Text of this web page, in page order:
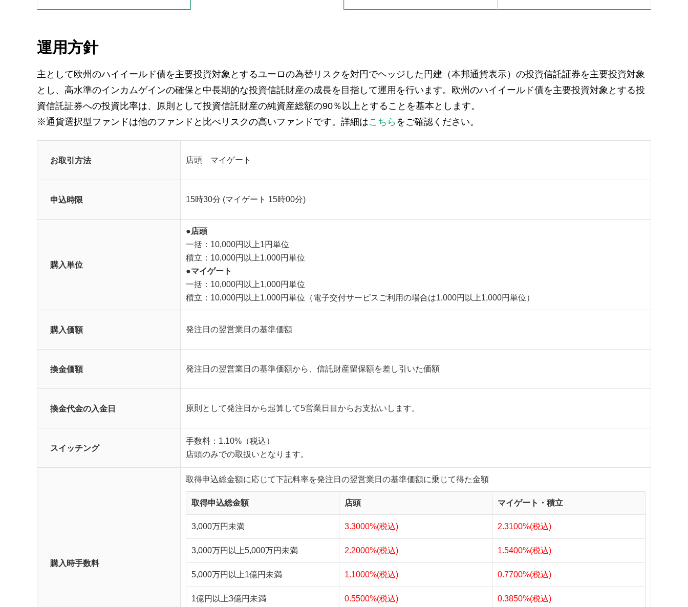
運用方針
主として欧州のハイイールド債を主要投資対象とするユーロの為替リスクを対円でヘッジした円建（本邦通貨表示）の投資信託証券を主要投資対象
とし、高水準のインカムゲインの確保と中長期的な投資信託財産の成長を目指して運用を行います。欧州のハイイールド債を主要投資対象とする投
資信託証券への投資比率は、原則として投資信託財産の純資産総額の90％以上とすることを基本とします。
※通貨選択型ファンドは他のファンドと比べリスクの高いファンドです。詳細はこちら をご確認ください。
お取引方法 店頭 マイゲート
申込時限 15時30分 (マイゲート 15時00分)
購入単位
●店頭
一括：10,000円以上1円単位
積立：10,000円以上1,000円単位
●マイゲート
一括：10,000円以上1,000円単位
積立：10,000円以上1,000円単位（電子交付サービスご利用の場合は1,000円以上1,000円単位）
購入価額 発注日の翌営業日の基準価額
換金価額 発注日の翌営業日の基準価額から、信託財産留保額を差し引いた価額
換金代金の入金日 原則として発注日から起算して5営業日目からお支払いします。
スイッチング
手数料：1.10%（税込）
店頭のみでの取扱いとなります。
購入時手数料
取得申込総金額に応じて下記料率を発注日の翌営業日の基準価額に乗じて得た金額
取得申込総金額 店頭 マイゲート・積立
3,000万円未満 3.3000%(税込) 2.3100%(税込)
3,000万円以上5,000万円未満 2.2000%(税込) 1.5400%(税込)
5,000万円以上1億円未満 1.1000%(税込) 0.7700%(税込)
1億円以上3億円未満 0.5500%(税込) 0.3850%(税込)